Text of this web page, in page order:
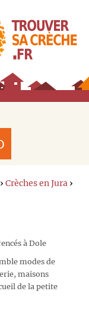
› Crèches en Jura ›
à Dole
modes de
maisons
de la petite